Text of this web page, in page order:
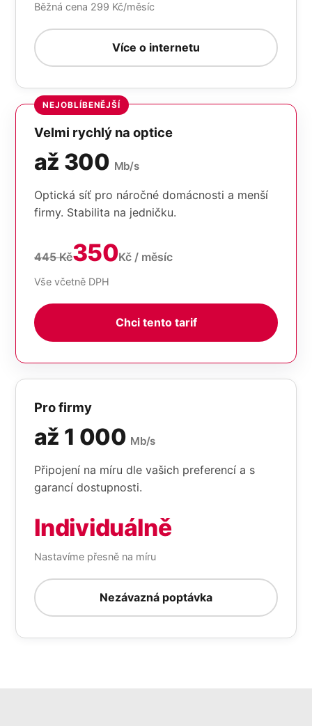
Běžná cena 299 Kč/měsíc
Více o internetu
NEJOBLÍBENĚJŠÍ
Velmi rychlý na optice
až 300 Mb/s
Optická síť pro náročné domácnosti a menší
firmy. Stabilita na jedničku.
445 Kč350Kč / měsíc
Vše včetně DPH
Chci tento tarif
Pro firmy
až 1 000 Mb/s
Připojení na míru dle vašich preferencí a s
garancí dostupnosti.
Individuálně
Nastavíme přesně na míru
Nezávazná poptávka